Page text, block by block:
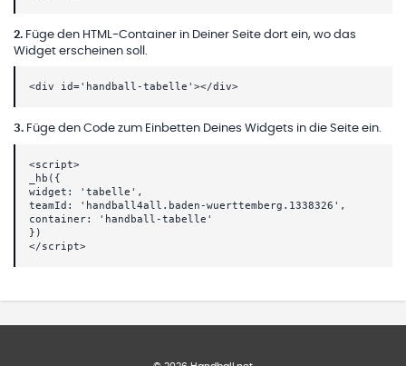
2. Füge den HTML-Container in Deiner Seite dort ein, wo das
Widget erscheinen soll.
<div id='handball-tabelle'></div>
3. Füge den Code zum Einbetten Deines Widgets in die Seite ein.
<script>
_hb({
widget: 'tabelle',
teamId: 'handball4all.baden-wuerttemberg.1338326',
container: 'handball-tabelle'
})
</script>